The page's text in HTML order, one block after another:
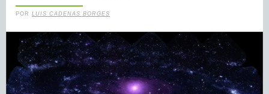
POR LUIS CADENAS BORGES